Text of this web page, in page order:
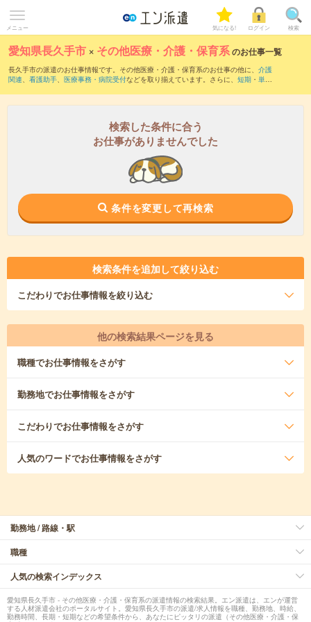
メニュー 気になる! ログイン 検索
愛知県長久手市 × その他医療・介護・保育系のお仕事一覧
長久手市の派遣のお仕事情報です。その他医療・介護・保育系のお仕事の他に、 介護
関連、 看護助手、 医療事務・病院受付などを取り揃えています。さらに、 短期 ・ 単発
検索した条件に合う
お仕事がありませんでした
条件を変更して再検索
検索条件を追加して絞り込む
こだわりでお仕事情報を絞り込む
他の検索結果ページを見る
職種でお仕事情報をさがす
勤務地でお仕事情報をさがす
こだわりでお仕事情報をさがす
人気のワードでお仕事情報をさがす
勤務地 / 路線・駅
職種
人気の検索インデックス
愛知県長久手市 - その他医療・介護・保育系の派遣情報の検索結果。エン派遣は、エンが運営
する人材派遣会社のポータルサイト。愛知県長久手市の派遣/求人情報を職種、勤務地、時給、
勤務時間、長期・短期などの希望条件から、あなたにピッタリの派遣（その他医療・介護・保